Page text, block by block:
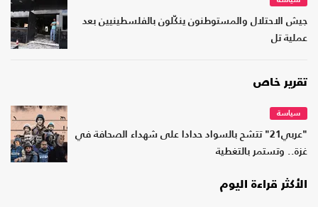
جيش الاحتلال والمستوطنون ينكّلون بالفلسطينيين بعد
عملية تل
تقرير خاص
سياسة
"عربي21" تتشح بالسواد حدادا على شهداء الصحافة في
غزة.. وتستمر بالتغطية
الأكثر قراءة اليوم